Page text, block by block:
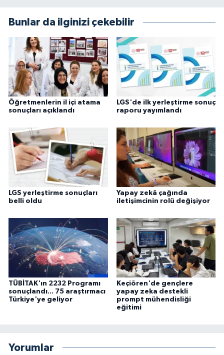
Bunlar da ilginizi çekebilir
Öğretmenlerin il içi atama
sonuçları açıklandı
LGS'de ilk yerleştirme sonuç
raporu yayımlandı
LGS yerleştirme sonuçları
belli oldu
Yapay zekâ çağında
iletişimcinin rolü değişiyor
TÜBİTAK'ın 2232 Programı
sonuçlandı... 75 araştırmacı
Türkiye'ye geliyor
Keçiören'de gençlere
yapay zeka destekli
prompt mühendisliği
eğitimi
Yorumlar